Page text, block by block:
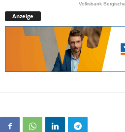
Volksbank
Anzeige